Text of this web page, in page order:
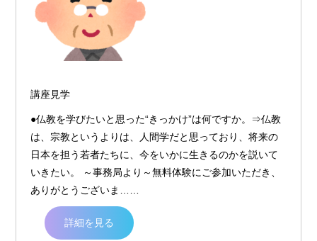
講座見学
●仏教を学びたいと思った“きっかけ”は何ですか。⇒仏教
は、宗教というよりは、人間学だと思っており、将来の
日本を担う若者たちに、今をいかに生きるのかを説いて
いきたい。 ～事務局より～無料体験にご参加いただき、
ありがとうございま……
詳細を見る